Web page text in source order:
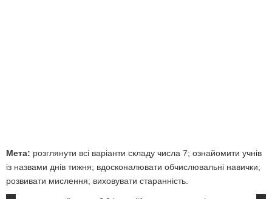
Мета: розглянути всі варіанти складу числа 7; ознайомити учнів
із назвами днів тижня; вдосконалювати обчислювальні навички;
розвивати мислення; виховувати старанність.